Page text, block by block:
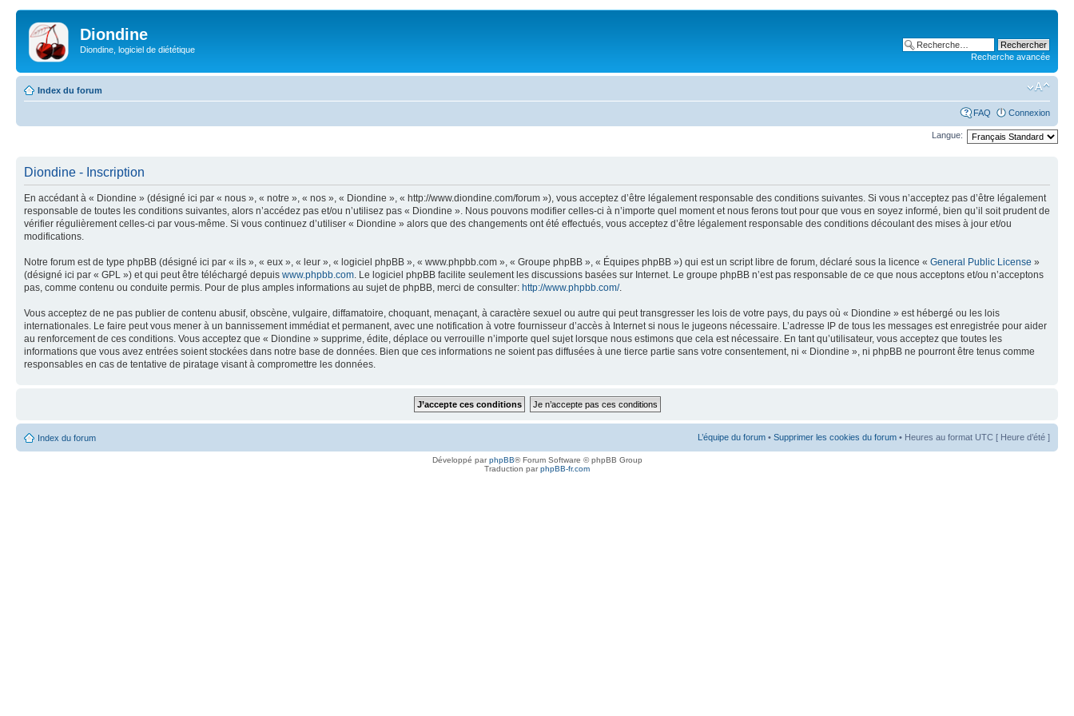
Diondine
Diondine, logiciel de diététique
Recherche avancée
Index du forum
FAQ Connexion
Langue:
Diondine - Inscription
En accédant à « Diondine » (désigné ici par « nous », « notre », « nos », « Diondine », « http://www.diondine.com/forum »), vous acceptez d’être légalement responsable des conditions suivantes. Si vous n’acceptez pas d’être légalement
responsable de toutes les conditions suivantes, alors n’accédez pas et/ou n’utilisez pas « Diondine ». Nous pouvons modifier celles-ci à n’importe quel moment et nous ferons tout pour que vous en soyez informé, bien qu’il soit prudent de
vérifier régulièrement celles-ci par vous-même. Si vous continuez d’utiliser « Diondine » alors que des changements ont été effectués, vous acceptez d’être légalement responsable des conditions découlant des mises à jour et/ou
modifications.
Notre forum est de type phpBB (désigné ici par « ils », « eux », « leur », « logiciel phpBB », « www.phpbb.com », « Groupe phpBB », « Équipes phpBB ») qui est un script libre de forum, déclaré sous la licence « General Public License »
(désigné ici par « GPL ») et qui peut être téléchargé depuis www.phpbb.com. Le logiciel phpBB facilite seulement les discussions basées sur Internet. Le groupe phpBB n’est pas responsable de ce que nous acceptons et/ou n’acceptons
pas, comme contenu ou conduite permis. Pour de plus amples informations au sujet de phpBB, merci de consulter: http://www.phpbb.com/.
Vous acceptez de ne pas publier de contenu abusif, obscène, vulgaire, diffamatoire, choquant, menaçant, à caractère sexuel ou autre qui peut transgresser les lois de votre pays, du pays où « Diondine » est hébergé ou les lois
internationales. Le faire peut vous mener à un bannissement immédiat et permanent, avec une notification à votre fournisseur d’accès à Internet si nous le jugeons nécessaire. L’adresse IP de tous les messages est enregistrée pour aider
au renforcement de ces conditions. Vous acceptez que « Diondine » supprime, édite, déplace ou verrouille n’importe quel sujet lorsque nous estimons que cela est nécessaire. En tant qu’utilisateur, vous acceptez que toutes les
informations que vous avez entrées soient stockées dans notre base de données. Bien que ces informations ne soient pas diffusées à une tierce partie sans votre consentement, ni « Diondine », ni phpBB ne pourront être tenus comme
responsables en cas de tentative de piratage visant à compromettre les données.
Index du forum L’équipe du forum • Supprimer les cookies du forum • Heures au format UTC [ Heure d’été ]
Développé parphpBB® Forum Software © phpBB Group
Traduction parphpBB-fr.com